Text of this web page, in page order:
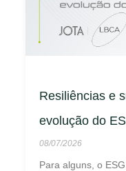
Resiliências e
evolução do
08/07/2026
Para alguns, o